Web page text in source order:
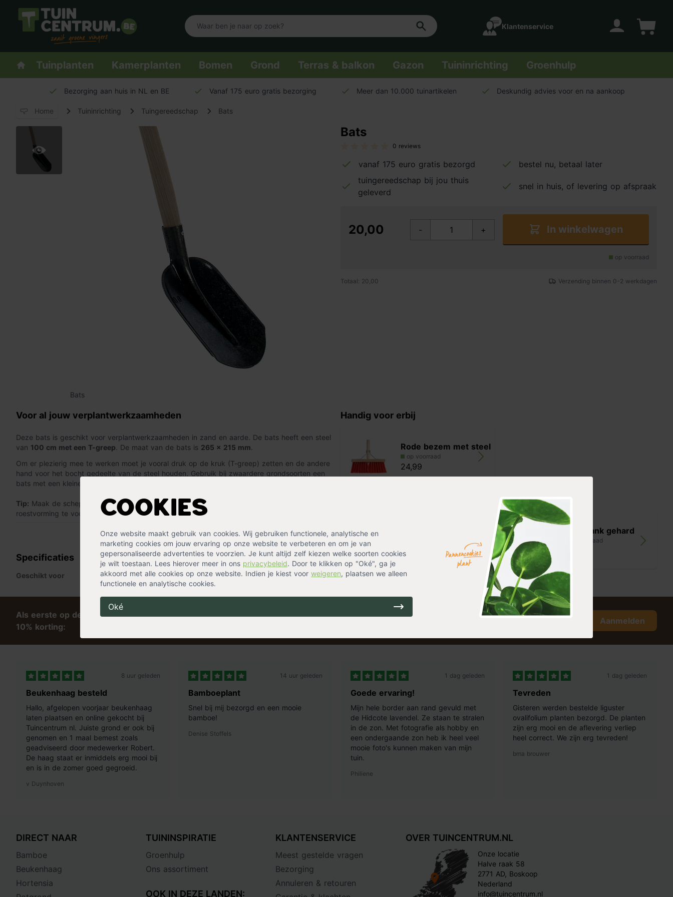
Logo Tuincentrum.be
Klantenservice
Homepage
Tuinplanten Kamerplanten Bomen Grond Terras & balkon Gazon Tuininrichting Groenhulp
Cookies
Onze website maakt gebruik van cookies. Wij gebruiken functionele, analytische en
marketing cookies om jouw ervaring op onze website te verbeteren en om je van
gepersonaliseerde advertenties te voorzien. Je kunt altijd zelf kiezen welke soorten cookies
je wilt toestaan. Lees hierover meer in ons privacybeleid. Door te klikken op "Oké", ga je
akkoord met alle cookies op onze website. Indien je kiest voor weigeren, plaatsen we alleen
functionele en analytische cookies.
Oké
Bezorging aan huis in NL en BE Vanaf 175 euro gratis bezorging Meer dan 10.000 tuinartikelen Deskundig advies voor en na aankoop
Home Tuininrichting Tuingereedschap Bats
Bats
Bats
0 reviews
vanaf 175 euro gratis bezorgd
bestel nu, betaal later
tuingereedschap bij jou thuis
geleverd
snel in huis, of levering op afspraak
20,00 - + In winkelwagen
op voorraad
Totaal: 20,00 Verzending binnen 0-2 werkdagen
Voor al jouw verplantwerkzaamheden
Deze bats is geschikt voor verplantwerkzaamheden in zand en aarde. De bats heeft een steel
van 100 cm met een T-greep . De maat van de bats is 265 x 215 mm
« Lees minder
Om er plezierig mee te werken moet je vooral druk op de kruk (T-greep) zetten en de andere
hand voor het bocht gedeelte van de steel houden. Gebruik bij zwaardere grondsoorten een
bats met een kleiner blad.
Tip: Maak de schep altijd goed schoon na gebruik en bewaar op een droge plek. Om
roestvorming te voorkomen kan je het blad licht in oliën.
Specificaties
Geschikt voor Buiten
Handig voor erbij
Rode bezem met steel
op voorraad
24,99
59,99
Bats blank gehard
op voorraad
Als eerste op de hoogte van tips en exclusieve korting? Laat je emailadres achter en ontvang eenmalig
10% korting:
Aanmelden
8 uur geleden
Beukenhaag besteld
Hallo, afgelopen voorjaar beukenhaag
laten plaatsen en online gekocht bij
Tuincentrum nl. Juiste grond er ook bij
genomen en 1 maal bemest zoals
geadviseerd door medewerker Robert.
De haag staat er inmiddels erg mooi bij
en is in de zomer goed gegroeid.
v Duynhoven
14 uur geleden
Bamboeplant
Snel bij mij bezorgd en een mooie
bamboe!
Denise Stoffels
1 dag geleden
Goede ervaring!
Mijn hele border aan rand gevuld met
de Hidcote lavendel. Ze staan te stralen
in de zon. Met fotografie als hobby en
een ondergaande zon heb ik heel veel
mooie foto's kunnen maken van mijn
tuin.
Philiene
1 dag geleden
Tevreden
Gisteren werden bestelde liguster
ovalifolium planten bezorgd. De planten
zijn erg mooi en de aflevering verliep
heel correct. We zijn erg tevreden!
bma brouwer
DIRECT NAAR
Bamboe
Beukenhaag
Hortensia
TUININSPIRATIE
Groenhulp
Ons assortiment
OOK IN DEZE LANDEN:
KLANTENSERVICE
Meest gestelde vragen
Bezorging
Annuleren & retouren
OVER TUINCENTRUM.NL
Onze locatie
Halve raak 58
2771 AD, Boskoop
Nederland
info@tuincentrum.nl